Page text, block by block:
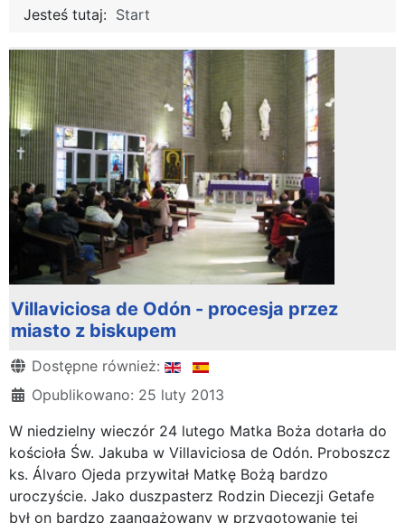
Jesteś tutaj: Start
Villaviciosa de Odón - procesja przez
miasto z biskupem
Szczegóły
Dostępne również:
Opublikowano: 25 luty 2013
W niedzielny wieczór 24 lutego Matka Boża dotarła do
kościoła Św. Jakuba w Villaviciosa de Odón. Proboszcz
ks. Álvaro Ojeda przywitał Matkę Bożą bardzo
uroczyście. Jako duszpasterz Rodzin Diecezji Getafe
był on bardzo zaangażowany w przygotowanie tej